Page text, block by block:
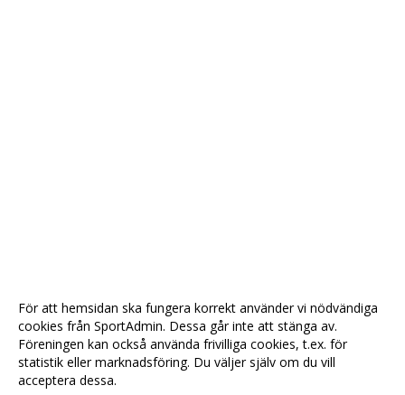
För att hemsidan ska fungera korrekt använder vi nödvändiga
cookies från SportAdmin. Dessa går inte att stänga av.
Föreningen kan också använda frivilliga cookies, t.ex. för
statistik eller marknadsföring. Du väljer själv om du vill
acceptera dessa.